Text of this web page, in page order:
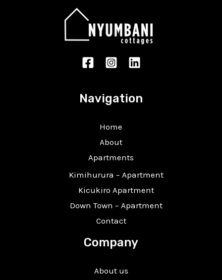
Navigation
Home
About
Apartments
Kimihurura – Apartment
Kicukiro Apartment
Down Town – Apartment
Contact
Company
About us